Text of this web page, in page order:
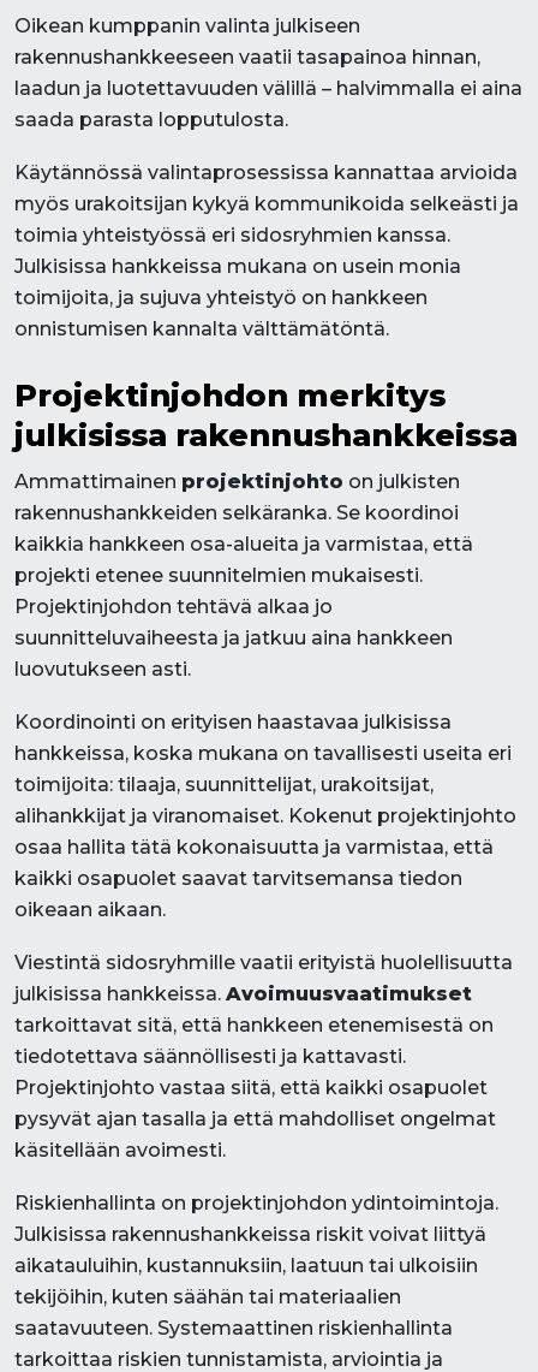
Oikean kumppanin valinta julkiseen
rakennushankkeeseen vaatii tasapainoa hinnan,
laadun ja luotettavuuden välillä – halvimmalla ei aina
saada parasta lopputulosta.
Käytännössä valintaprosessissa kannattaa arvioida
myös urakoitsijan kykyä kommunikoida selkeästi ja
toimia yhteistyössä eri sidosryhmien kanssa.
Julkisissa hankkeissa mukana on usein monia
toimijoita, ja sujuva yhteistyö on hankkeen
onnistumisen kannalta välttämätöntä.
Projektinjohdon merkitys
julkisissa rakennushankkeissa
Ammattimainen projektinjohto on julkisten
rakennushankkeiden selkäranka. Se koordinoi
kaikkia hankkeen osa-alueita ja varmistaa, että
projekti etenee suunnitelmien mukaisesti.
Projektinjohdon tehtävä alkaa jo
suunnitteluvaiheesta ja jatkuu aina hankkeen
luovutukseen asti.
Koordinointi on erityisen haastavaa julkisissa
hankkeissa, koska mukana on tavallisesti useita eri
toimijoita: tilaaja, suunnittelijat, urakoitsijat,
alihankkijat ja viranomaiset. Kokenut projektinjohto
osaa hallita tätä kokonaisuutta ja varmistaa, että
kaikki osapuolet saavat tarvitsemansa tiedon
oikeaan aikaan.
Viestintä sidosryhmille vaatii erityistä huolellisuutta
julkisissa hankkeissa. Avoimuusvaatimukset
tarkoittavat sitä, että hankkeen etenemisestä on
tiedotettava säännöllisesti ja kattavasti.
Projektinjohto vastaa siitä, että kaikki osapuolet
pysyvät ajan tasalla ja että mahdolliset ongelmat
käsitellään avoimesti.
Riskienhallinta on projektinjohdon ydintoimintoja.
Julkisissa rakennushankkeissa riskit voivat liittyä
aikatauluihin, kustannuksiin, laatuun tai ulkoisiin
tekijöihin, kuten säähän tai materiaalien
saatavuuteen. Systemaattinen riskienhallinta
tarkoittaa riskien tunnistamista, arviointia ja